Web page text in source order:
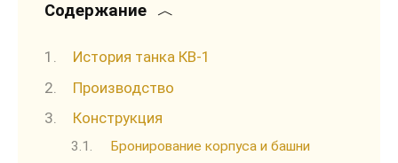
Содержание
История танка КВ-1
Производство
Конструкция
Бронирование корпуса и башни